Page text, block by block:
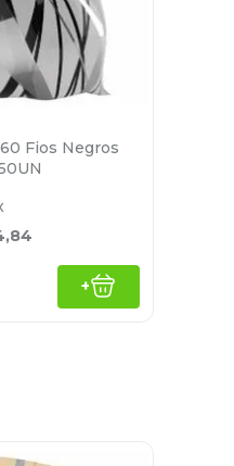
Fios Negros
,84
+